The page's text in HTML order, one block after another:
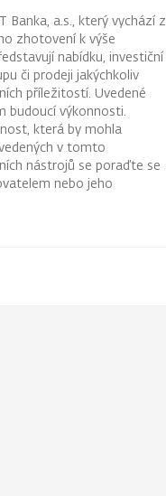
Banka, a.s., který vychází z
zhotovení k výše
nabídku, investiční
či prodeji jakýchkoliv
příležitostí. Uvedené
budoucí výkonnosti.
která by mohla
v tomto
nástrojů se poraďte se
nebo jeho